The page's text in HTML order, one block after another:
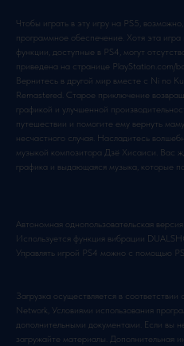
Чтобы играть в эту игру на PS5,
программное обеспечение. Хотя эта
функции, доступные в PS4, могут
приведена на странице PlayStation.com/bc.
Вернитесь в другой мир вместе с Ni no
Remastered. Старое приключение
графикой и улучшенной
путешествии и помогите ему вернуть
несчастного случая. Насладитесь
музыкой композитора Дзё Хисаиси. Вас
графика и выдающаяся музыка, которые
Автономная однопользовательская версия
Используется функция вибрации
Управлять игрой PS4 можно с помощью
Загрузка осуществляется в
Network, Условиями использования
дополнительными документами. Если вы
загружайте материалы. Дополнительная